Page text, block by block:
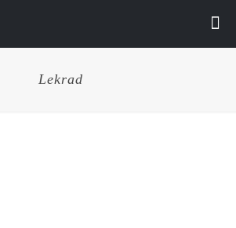
Lekrad